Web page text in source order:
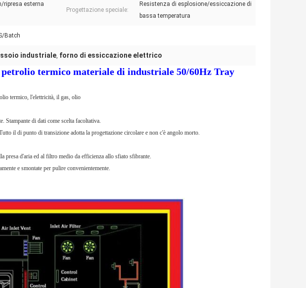
ripresa esterna
Progettazione speciale:
Resistenza di esplosione/essiccazione di
bassa temperatura
Batch
industriale, forno di essiccazione elettrico
termico materiale di industriale 50/60Hz Tray
termico, l'elettricità, il gas, olio
Stampante di dati come scelta facoltativa.
il di punto di transizione adotta la progettazione circolare e non c'è angolo morto.
d'aria ed al filtro medio da efficienza allo sfiato sfibrante.
e smontate per pulire convenientemente.